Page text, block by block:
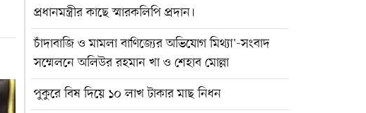
প্রধানমন্ত্রীর কাছে স্মারকলিপি প্রদান।
চাঁদাবাজি ও মামলা বাণিজ্যের অভিযোগ মিথ্যা'-সংবাদ
সম্মেলনে অলিউর রহমান খা ও শেহাব মোল্লা
পুকুরে বিষ দিয়ে ১০ লাখ টাকার মাছ নিধন